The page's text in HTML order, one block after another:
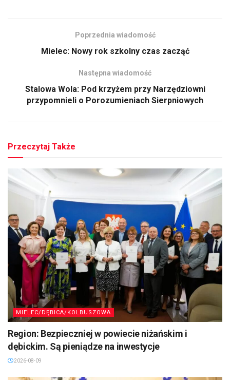
Poprzednia wiadomość
Mielec: Nowy rok szkolny czas zacząć
Następna wiadomość
Stalowa Wola: Pod krzyżem przy Narzędziowni
przypomnieli o Porozumieniach Sierpniowych
Przeczytaj Także
MIELEC/DĘBICA/KOLBUSZOWA
Region: Bezpieczniej w powiecie niżańskim i
dębickim. Są pieniądze na inwestycje
2026-08-09